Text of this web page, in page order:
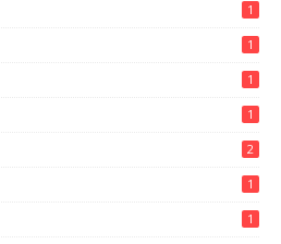
1
1
1
1
2
1
1